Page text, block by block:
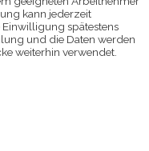
kann jederzeit
spätestens
und die Daten werden
weiterhin verwendet.